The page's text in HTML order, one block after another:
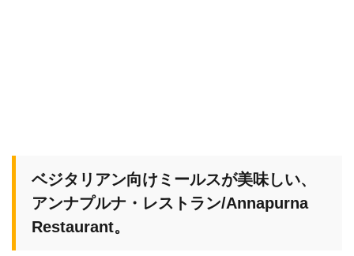
ベジタリアン向けミールスが美味しい、
アンナプルナ・レストラン/Annapurna
Restaurant。